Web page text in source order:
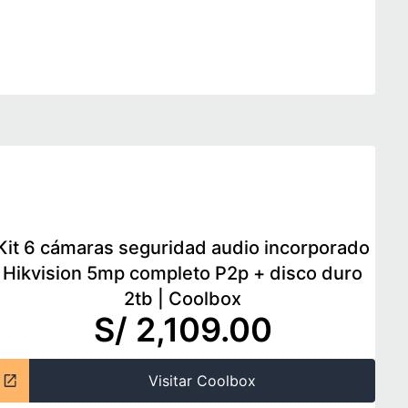
6 cámaras seguridad audio incorporado
Hikvision 5mp completo P2p + disco duro
2tb
Coolbox
S/ 2,109.00
Visitar Coolbox